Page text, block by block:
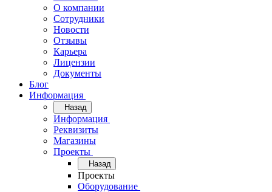
О компании
Сотрудники
Новости
Отзывы
Карьера
Лицензии
Документы
Блог
Информация
Назад
Информация
Реквизиты
Магазины
Проекты
Назад
Проекты
Оборудование